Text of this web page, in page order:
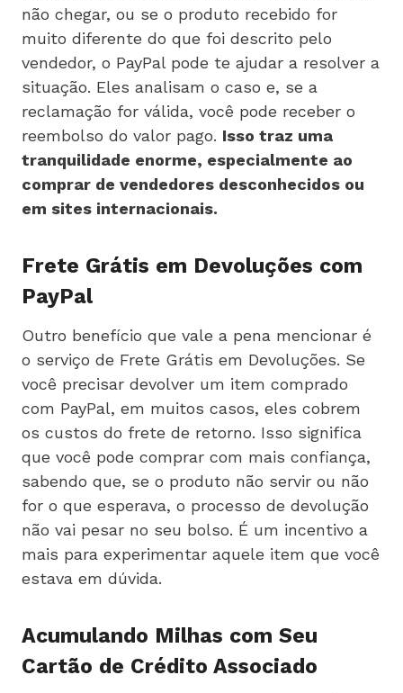
não chegar, ou se o produto recebido for
muito diferente do que foi descrito pelo
vendedor, o PayPal pode te ajudar a resolver a
situação. Eles analisam o caso e, se a
reclamação for válida, você pode receber o
reembolso do valor pago. Isso traz uma
tranquilidade enorme, especialmente ao
comprar de vendedores desconhecidos ou
em sites internacionais.
Frete Grátis em Devoluções com
PayPal
Outro benefício que vale a pena mencionar é
o serviço de Frete Grátis em Devoluções. Se
você precisar devolver um item comprado
com PayPal, em muitos casos, eles cobrem
os custos do frete de retorno. Isso significa
que você pode comprar com mais confiança,
sabendo que, se o produto não servir ou não
for o que esperava, o processo de devolução
não vai pesar no seu bolso. É um incentivo a
mais para experimentar aquele item que você
estava em dúvida.
Acumulando Milhas com Seu
Cartão de Crédito Associado